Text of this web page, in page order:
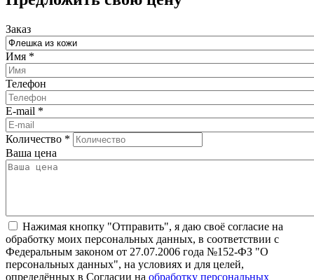
Заказ
Имя *
Телефон
E-mail *
Количество *
Ваша цена
Нажимая кнопку "Отправить", я даю своё согласие на
обработку моих персональных данных, в соответствии с
Федеральным законом от 27.07.2006 года №152-ФЗ "О
персональных данных", на условиях и для целей,
определённых в Согласии на обработку персональных